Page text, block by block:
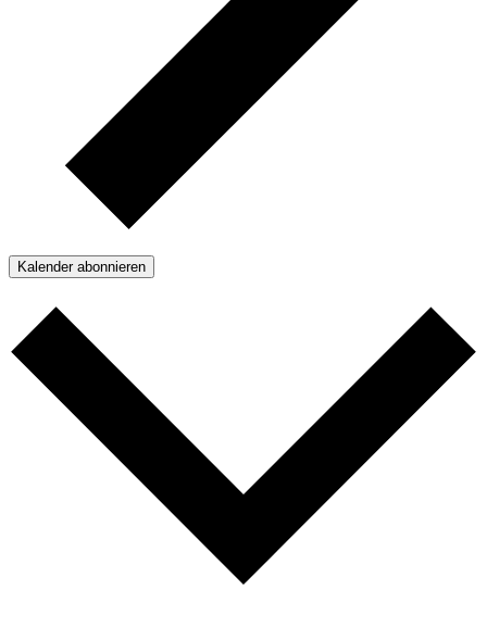
Kalender abonnieren